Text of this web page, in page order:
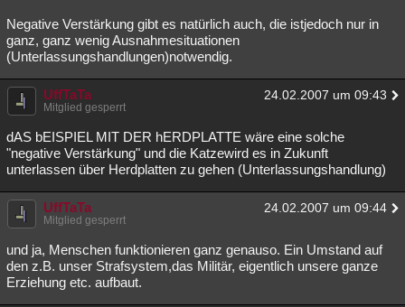
Astronomie Helpdesk Gruppen
Musik
Übersichten
Besucht Teilgenommen Alle Neue Geschlossen
Lesenswert Schlüsselwörter
Negative Verstärkung gibt es natürlich auch, die istjedoch nur in
ganz, ganz wenig Ausnahmesituationen
(Unterlassungshandlungen)notwendig.
UffTaTa 24.02.2007 um 09:43
Mitglied gesperrt
dAS bEISPIEL MIT DER hERDPLATTE wäre eine solche
"negative Verstärkung" und die Katzewird es in Zukunft
unterlassen über Herdplatten zu gehen (Unterlassungshandlung)
UffTaTa 24.02.2007 um 09:44
Mitglied gesperrt
und ja, Menschen funktionieren ganz genauso. Ein Umstand auf
den z.B. unser Strafsystem,das Militär, eigentlich unsere ganze
Erziehung etc. aufbaut.